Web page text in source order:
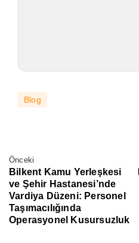
Blog
Önceki
Bilkent Kamu Yerleşkesi
ve Şehir Hastanesi’nde
Vardiya Düzeni: Personel
Taşımacılığında
Operasyonel Kusursuzluk